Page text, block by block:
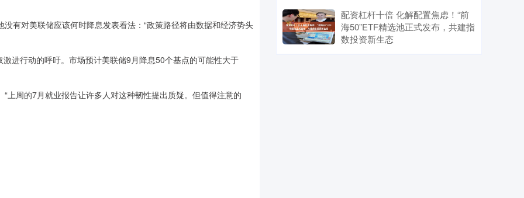
对美联储应该何时降息发表看法：“政策路径将由数据和经济势头
行动的呼吁。市场预计美联储9月降息50个基点的可能性大于
周的7月就业报告让许多人对这种韧性提出质疑。但值得注意的
配资杠杆十倍 化解配置焦虑！“前
海50”ETF精选池正式发布，共建指
数投资新生态